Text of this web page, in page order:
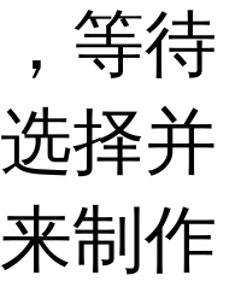
等待
择并
制作